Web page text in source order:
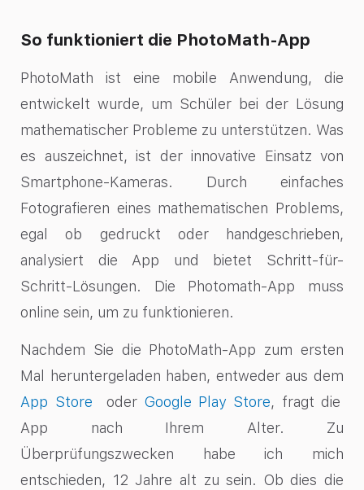
So funktioniert die PhotoMath-App
PhotoMath ist eine mobile Anwendung, die
entwickelt wurde, um Schüler bei der Lösung
mathematischer Probleme zu unterstützen. Was
es auszeichnet, ist der innovative Einsatz von
Smartphone-Kameras. Durch einfaches
Fotografieren eines mathematischen Problems,
egal ob gedruckt oder handgeschrieben,
analysiert die App und bietet Schritt-für-
Schritt-Lösungen. Die Photomath-App muss
online sein, um zu funktionieren.
Nachdem Sie die PhotoMath-App zum ersten
Mal heruntergeladen haben, entweder aus dem
App Store
oder Google Play Store, fragt die
App nach Ihrem Alter. Zu
Überprüfungszwecken habe ich mich
entschieden, 12 Jahre alt zu sein. Ob dies die